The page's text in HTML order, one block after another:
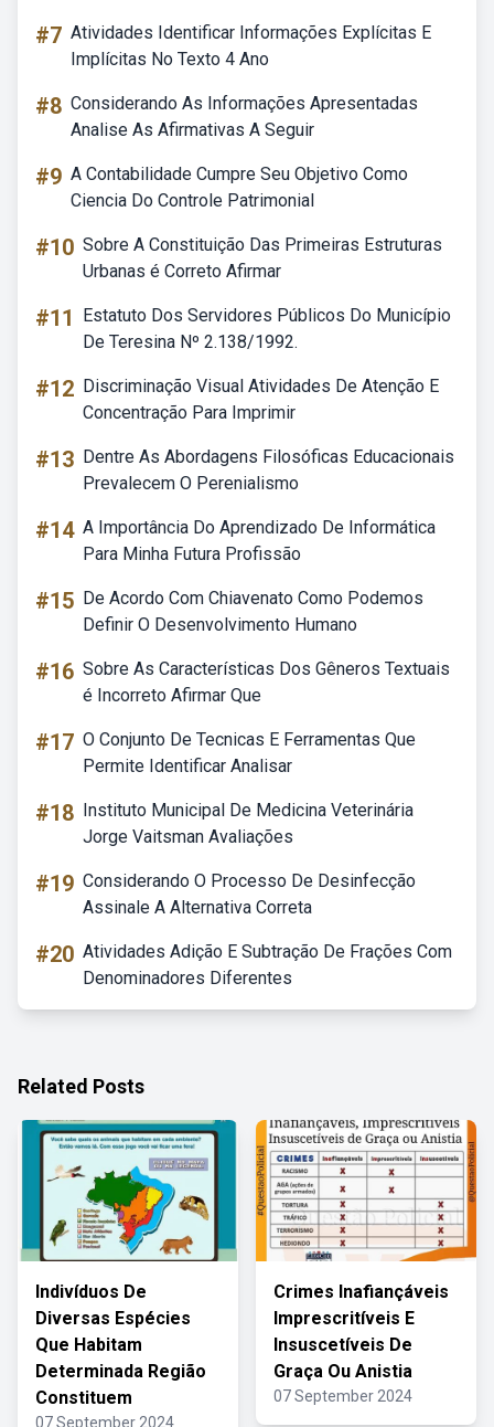
#7 Atividades Identificar Informações Explícitas E
Implícitas No Texto 4 Ano
#8 Considerando As Informações Apresentadas
Analise As Afirmativas A Seguir
#9 A Contabilidade Cumpre Seu Objetivo Como
Ciencia Do Controle Patrimonial
#10 Sobre A Constituição Das Primeiras Estruturas
Urbanas é Correto Afirmar
#11
Estatuto Dos Servidores Públicos Do Município
De Teresina Nº 2.138/1992.
#12 Discriminação Visual Atividades De Atenção E
Concentração Para Imprimir
#13 Dentre As Abordagens Filosóficas Educacionais
Prevalecem O Perenialismo
#14 A Importância Do Aprendizado De Informática
Para Minha Futura Profissão
#15 De Acordo Com Chiavenato Como Podemos
Definir O Desenvolvimento Humano
#16 Sobre As Características Dos Gêneros Textuais
é Incorreto Afirmar Que
#17 O Conjunto De Tecnicas E Ferramentas Que
Permite Identificar Analisar
#18 Instituto Municipal De Medicina Veterinária
Jorge Vaitsman Avaliações
#19 Considerando O Processo De Desinfecção
Assinale A Alternativa Correta
#20 Atividades Adição E Subtração De Frações Com
Denominadores Diferentes
Related Posts
Indivíduos De
Diversas Espécies
Que Habitam
Determinada Região
Constituem
07 September 2024
Crimes Inafiançáveis
Imprescritíveis E
Insuscetíveis De
Graça Ou Anistia
07 September 2024